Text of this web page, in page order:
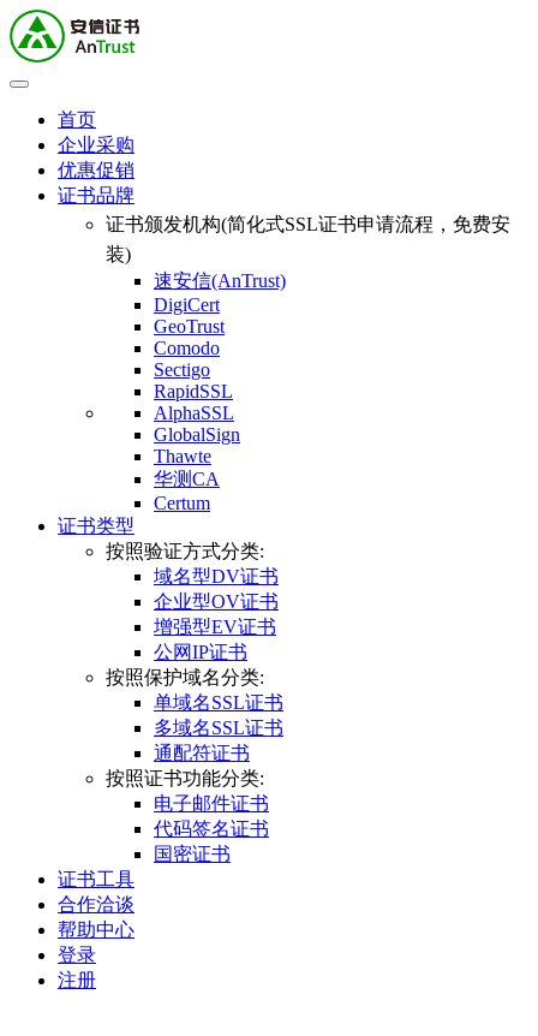
首页
企业采购
优惠促销
证书品牌
证书颁发机构(简化式SSL证书申请流程，免费安
装)
速安信(AnTrust)
DigiCert
GeoTrust
Comodo
Sectigo
RapidSSL
AlphaSSL
GlobalSign
Thawte
华测CA
Certum
证书类型
按照验证方式分类:
域名型DV证书
企业型OV证书
增强型EV证书
公网IP证书
按照保护域名分类:
单域名SSL证书
多域名SSL证书
通配符证书
按照证书功能分类:
电子邮件证书
代码签名证书
国密证书
证书工具
合作洽谈
帮助中心
登录
注册